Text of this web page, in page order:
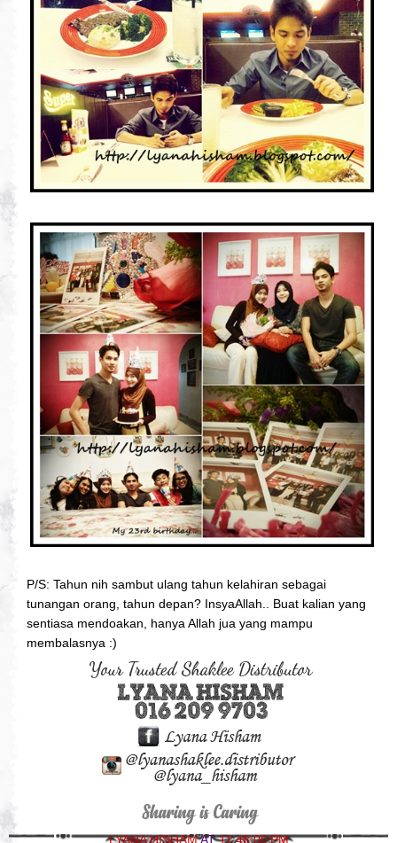
P/S: Tahun nih sambut ulang tahun kelahiran sebagai
tunangan orang, tahun depan? InsyaAllah.. Buat kalian yang
sentiasa mendoakan, hanya Allah jua yang mampu
membalasnya :)
LYANA HISHAMAT11:48:00 PM